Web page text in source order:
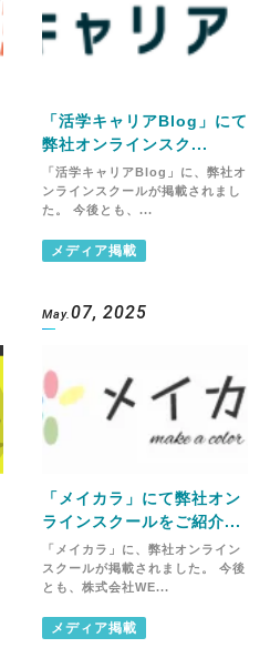
「活学キャリアBlog」にて
弊社オンラインスク...
「活学キャリアBlog」に、弊社オ
ンラインスクールが掲載されまし
た。 今後とも、...
メディア掲載
May.07, 2025
「メイカラ」にて弊社オン
ラインスクールをご紹介...
「メイカラ」に、弊社オンライン
スクールが掲載されました。 今後
とも、株式会社WE...
メディア掲載